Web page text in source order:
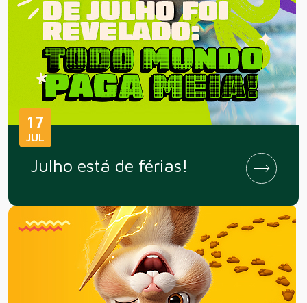
17
JUL
Julho está de férias!